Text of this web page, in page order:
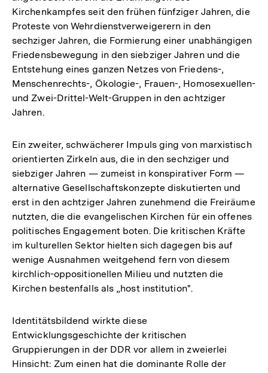
Kirchenkampfes seit den frühen fünfziger Jahren, die
Proteste von Wehrdienstverweigerern in den
sechziger Jahren, die Formierung einer unabhängigen
Friedensbewegung in den siebziger Jahren und die
Entstehung eines ganzen Netzes von Friedens-,
Menschenrechts-, Ökologie-, Frauen-, Homosexuellen-
und Zwei-Drittel-Welt-Gruppen in den achtziger
Jahren.
Ein zweiter, schwächerer Impuls ging von marxistisch
orientierten Zirkeln aus, die in den sechziger und
siebziger Jahren — zumeist in konspirativer Form —
alternative Gesellschaftskonzepte diskutierten und
erst in den achtziger Jahren zunehmend die Freiräume
nutzten, die die evangelischen Kirchen für ein offenes
politisches Engagement boten. Die kritischen Kräfte
im kulturellen Sektor hielten sich dagegen bis auf
wenige Ausnahmen weitgehend fern von diesem
kirchlich-oppositionellen Milieu und nutzten die
Kirchen bestenfalls als „host institution".
Identitätsbildend wirkte diese
Entwicklungsgeschichte der kritischen
Gruppierungen in der DDR vor allem in zweierlei
Hinsicht: Zum einen hat die dominante Rolle der